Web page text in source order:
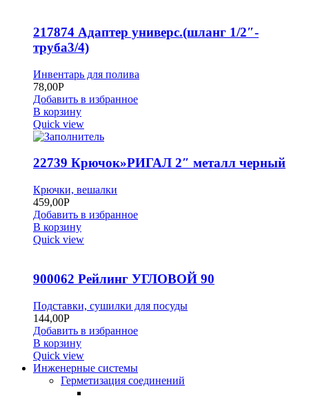
217874 Адаптер универс.(шланг 1/2″-
труба3/4)
Инвентарь для полива
78,00Р
Добавить в избранное
В корзину
Quick view
22739 Крючок»РИГАЛ 2″ металл черный
Крючки, вешалки
459,00Р
Добавить в избранное
В корзину
Quick view
900062 Рейлинг УГЛОВОЙ 90
Подставки, сушилки для посуды
144,00Р
Добавить в избранное
В корзину
Quick view
Инженерные системы
Герметизация соединений